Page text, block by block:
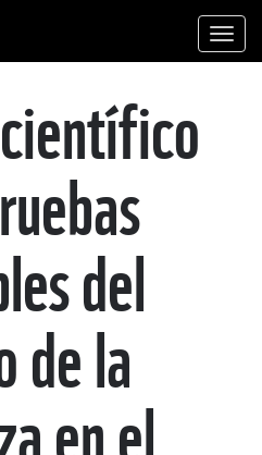
del
de la
en el